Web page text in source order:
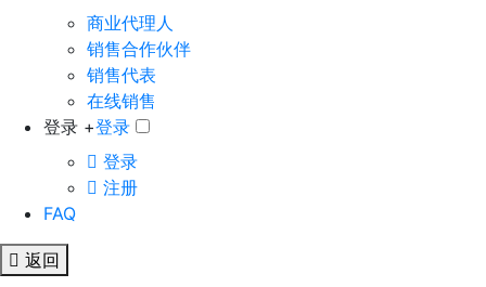
商业代理人
销售合作伙伴
销售代表
在线销售
登录 +登录
登录
注册
FAQ
返回